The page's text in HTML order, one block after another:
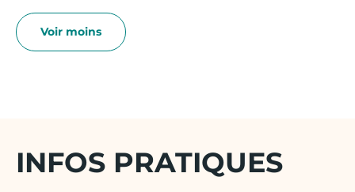
INFOS PRATIQUES